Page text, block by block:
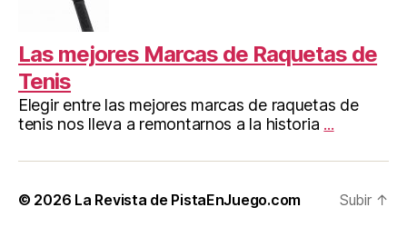
Las mejores Marcas de Raquetas de
Tenis
Elegir entre las mejores marcas de raquetas de
tenis nos lleva a remontarnos a la historia ...
© 2026 La Revista de PistaEnJuego.com Subir ↑